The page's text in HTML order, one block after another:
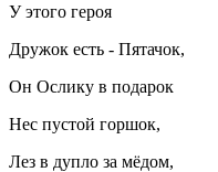
У этого героя
Дружок есть - Пятачок,
Он Ослику в подарок
Нес пустой горшок,
Лез в дупло за мёдом,